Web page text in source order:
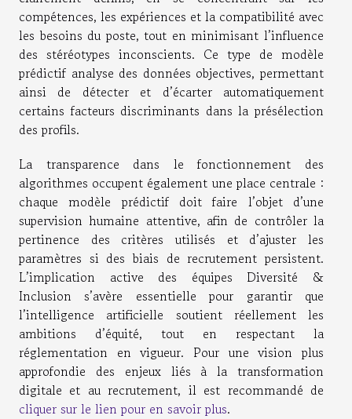
compétences, les expériences et la compatibilité avec
les besoins du poste, tout en minimisant l’influence
des stéréotypes inconscients. Ce type de modèle
prédictif analyse des données objectives, permettant
ainsi de détecter et d’écarter automatiquement
certains facteurs discriminants dans la présélection
des profils.
La transparence dans le fonctionnement des
algorithmes occupent également une place centrale :
chaque modèle prédictif doit faire l’objet d’une
supervision humaine attentive, afin de contrôler la
pertinence des critères utilisés et d’ajuster les
paramètres si des biais de recrutement persistent.
L’implication active des équipes Diversité &
Inclusion s’avère essentielle pour garantir que
l’intelligence artificielle soutient réellement les
ambitions d’équité, tout en respectant la
réglementation en vigueur. Pour une vision plus
approfondie des enjeux liés à la transformation
digitale et au recrutement, il est recommandé de
cliquer sur le lien pour en savoir plus.